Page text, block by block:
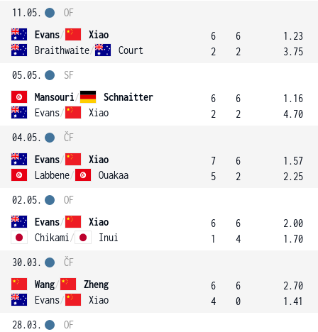
11.05.
Evans/
Xiao
Braithwaite/ Court
OF
6
2
6
2
1.23
3.75
05.05.
Mansouri/
Schnaitter
Evans/ Xiao
SF
6
2
6
2
1.16
4.70
04.05.
Evans/
Xiao
Labbene/ Ouakaa
ČF
7
5
6
2
1.57
2.25
02.05.
Evans/
Xiao
Chikami / Inui
OF
6
1
6
4
2.00
1.70
30.03.
Wang/
Zheng
Evans/ Xiao
ČF
6
4
6
0
2.70
1.41
28.03.
OF